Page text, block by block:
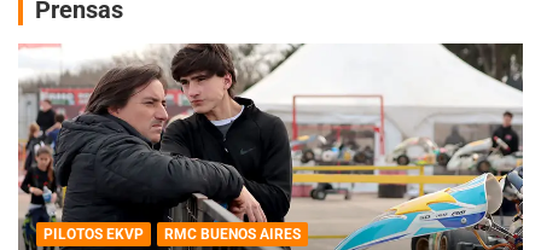
Prensas
PILOTOS EKVP RMC BUENOS AIRES